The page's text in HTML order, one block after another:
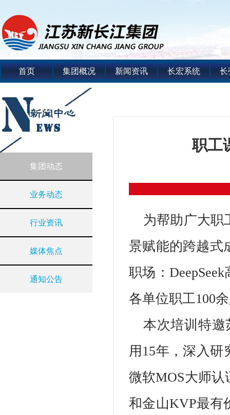
首页 集团概况 新闻资讯 长宏系统 长
集团动态
业务动态
行业资讯
媒体焦点
通知公告
职工
为帮助广大职
景赋能的跨越式
职场：
各单位职工100
本次培训特邀
用15年，深入
微软MOS大师
和金山KVP最有